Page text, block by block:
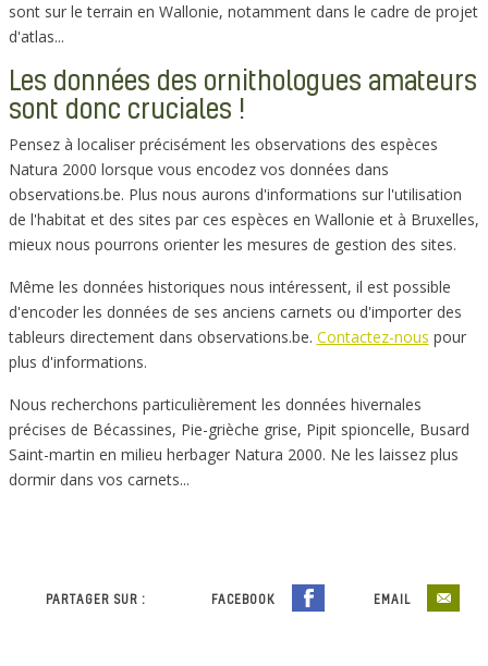
sont sur le terrain en Wallonie, notamment dans le cadre de projet
d'atlas...
Les données des ornithologues amateurs
sont donc cruciales !
Pensez à localiser précisément les observations des espèces
Natura 2000 lorsque vous encodez vos données dans
observations.be. Plus nous aurons d'informations sur l'utilisation
de l'habitat et des sites par ces espèces en Wallonie et à Bruxelles,
mieux nous pourrons orienter les mesures de gestion des sites.
Même les données historiques nous intéressent, il est possible
d'encoder les données de ses anciens carnets ou d'importer des
tableurs directement dans observations.be. Contactez-nous pour
plus d'informations.
Nous recherchons particulièrement les données hivernales
précises de Bécassines, Pie-grièche grise, Pipit spioncelle, Busard
Saint-martin en milieu herbager Natura 2000. Ne les laissez plus
dormir dans vos carnets...
PARTAGER SUR : FACEBOOK EMAIL